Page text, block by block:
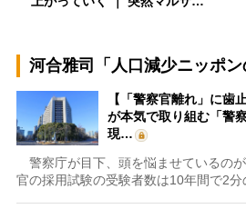
河合雅司「人口減少ニッポン
【「警察官離れ」に歯
が本気で取り組む「警
現…
警察庁が目下、頭を悩ませているの
官の採用試験の受験者数は10年間で2分